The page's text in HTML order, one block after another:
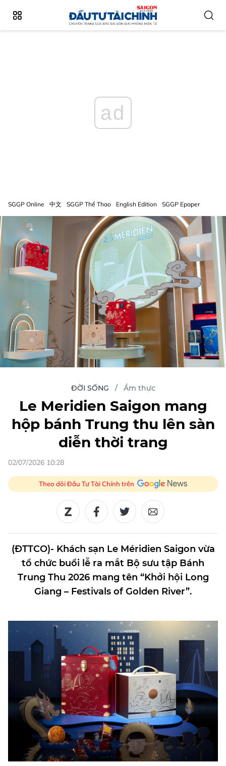
ad
SGGP Online 中文 SGGP Thể Thao English Edition SGGP Epaper
ĐỜI SỐNG Ẩm thực
Le Meridien Saigon mang
hộp bánh Trung thu lên sàn
diễn thời trang
02/07/2026 10:28
Theo dõi Đầu Tư Tài Chính trên
(ĐTTCO)- Khách sạn Le Méridien Saigon vừa
tổ chức buổi lễ ra mắt Bộ sưu tập Bánh
Trung Thu 2026 mang tên “Khởi hội Long
Giang – Festivals of Golden River”.